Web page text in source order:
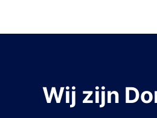
Wij zijn